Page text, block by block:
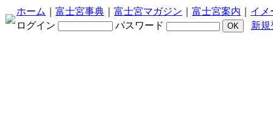
ホーム 富士宮事典 富士宮マガジン 富士宮案内
イメ
ログイン
パスワード 新規